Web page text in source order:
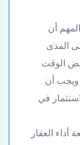
أن
المدى
الوقت
ويجب أن
في
العقار